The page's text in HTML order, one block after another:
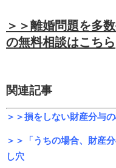
＞＞離婚問題を多
の無料相談はこちら
関連記事
＞＞損をしない財産分与の
＞＞「うちの場合、財産
し穴